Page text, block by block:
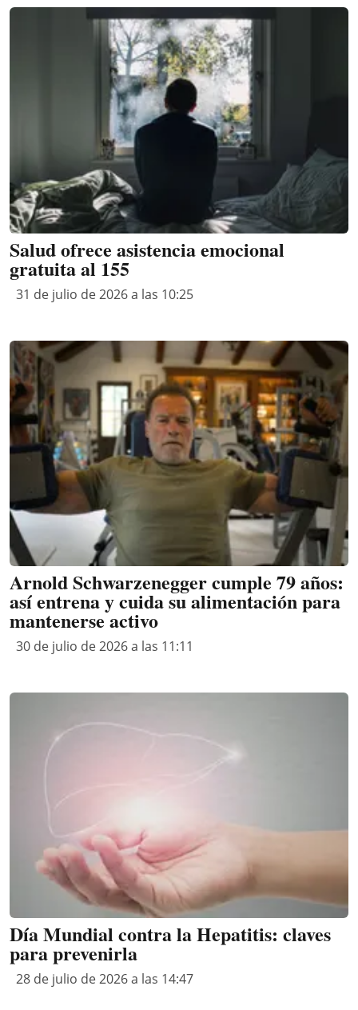
Salud ofrece asistencia emocional
gratuita al 155
31 de julio de 2026 a las 10:25
Arnold Schwarzenegger cumple 79 años:
así entrena y cuida su alimentación para
mantenerse activo
30 de julio de 2026 a las 11:11
Día Mundial contra la Hepatitis: claves
para prevenirla
28 de julio de 2026 a las 14:47